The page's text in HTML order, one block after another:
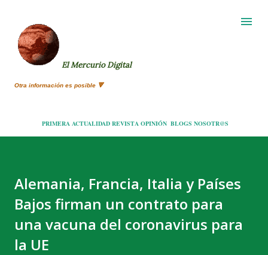
El Mercurio Digital
Otra información es posible 🔻
PRIMERA ACTUALIDAD REVISTA OPINIÓN BLOGS NOSOTR@S
Alemania, Francia, Italia y Países
Bajos firman un contrato para
una vacuna del coronavirus para
la UE